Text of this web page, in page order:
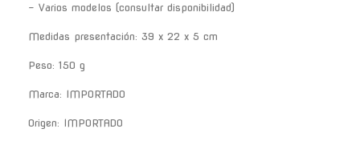
- Varios modelos (consultar disponibilidad)
Medidas presentación: 39 x 22 x 5 cm
Peso: 150 g
Marca: IMPORTADO
Origen: IMPORTADO